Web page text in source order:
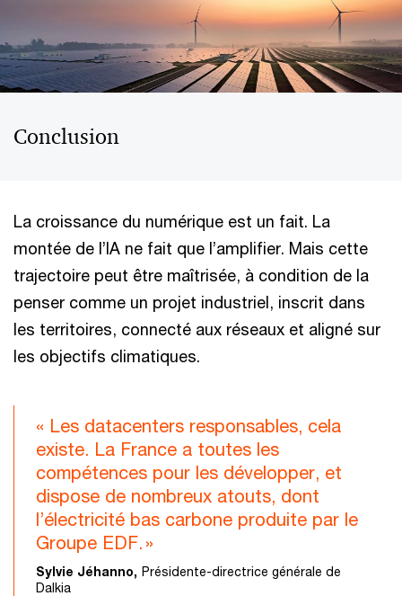
Conclusion
La croissance du numérique est un fait. La
montée de l’IA ne fait que l’amplifier. Mais cette
trajectoire peut être maîtrisée, à condition de la
penser comme un projet industriel, inscrit dans
les territoires, connecté aux réseaux et aligné sur
les objectifs climatiques.
« Les datacenters responsables, cela
existe. La France a toutes les
compétences pour les développer, et
dispose de nombreux atouts, dont
l’électricité bas carbone produite par le
Groupe EDF. »
Sylvie Jéhanno, Présidente-directrice générale de
Dalkia